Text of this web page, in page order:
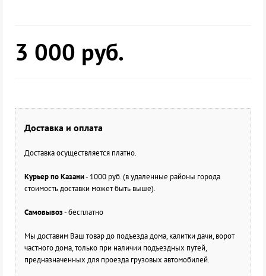
3 000 руб.
Доставка и оплата
Доставка осуществляется платно.
Курьер по Казани- 1000 руб. (в удаленные районы города
стоимость доставки может быть выше).
Самовывоз- бесплатно
Мы доставим Ваш товар до подъезда дома, калитки дачи, ворот
частного дома, только при наличии подъездных путей,
предназначенных для проезда грузовых автомобилей.